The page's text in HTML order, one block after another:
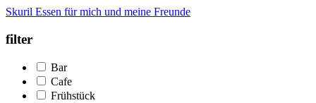
Skuril Essen für mich und meine Freunde
filter
Bar
Cafe
Frühstück